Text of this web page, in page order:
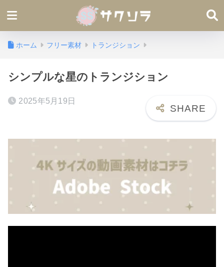
ホーム フリー素材 トランジション
シンプルな星のトランジション
2025年5月19日